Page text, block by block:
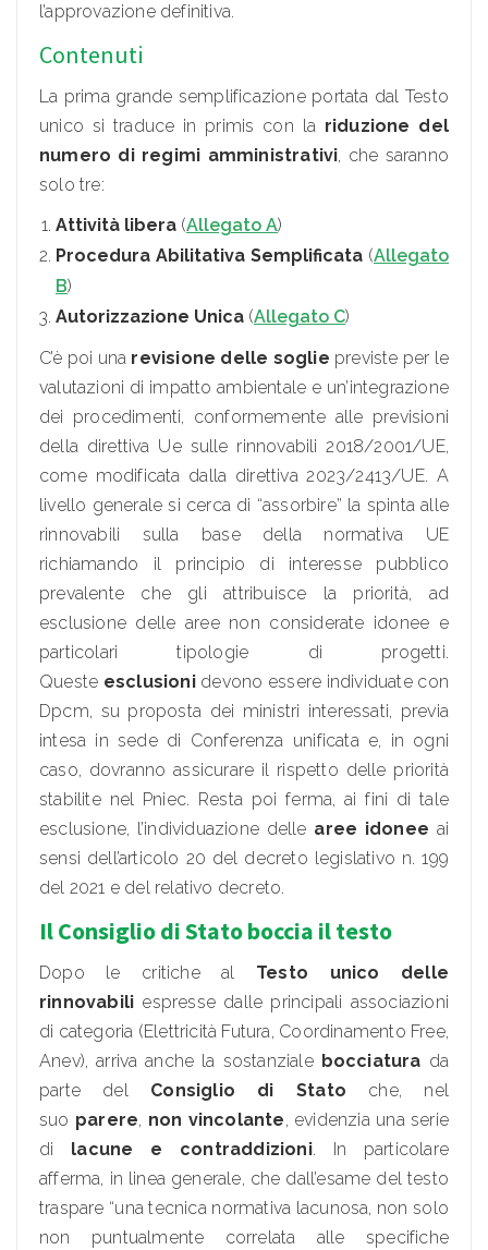
l’approvazione definitiva.
Contenuti
La prima grande semplificazione portata dal Testo
unico si traduce in primis con la riduzione del
numero di regimi amministrativi, che saranno
solo tre:
Attività libera (Allegato A)
Procedura Abilitativa Semplificata (Allegato
B)
Autorizzazione Unica (Allegato C)
C’è poi una revisione delle soglie previste per le
valutazioni di impatto ambientale e un’integrazione
dei procedimenti, conformemente alle previsioni
della direttiva Ue sulle rinnovabili 2018/2001/UE,
come modificata dalla direttiva 2023/2413/UE. A
livello generale si cerca di “assorbire” la spinta alle
rinnovabili sulla base della normativa UE
richiamando il principio di interesse pubblico
prevalente che gli attribuisce la priorità, ad
esclusione delle aree non considerate idonee e
particolari tipologie di progetti.
Queste esclusionidevono essere individuate con
Dpcm, su proposta dei ministri interessati, previa
intesa in sede di Conferenza unificata e, in ogni
caso, dovranno assicurare il rispetto delle priorità
stabilite nel Pniec. Resta poi ferma, ai fini di tale
esclusione, l’individuazione delle aree idonee ai
sensi dell’articolo 20 del decreto legislativo n. 199
del 2021 e del relativo decreto.
Il Consiglio di Stato boccia il testo
Dopo le critiche al Testo unico delle
rinnovabili espresse dalle principali associazioni
di categoria (Elettricità Futura, Coordinamento Free,
Anev), arriva anche la sostanziale bocciatura da
parte del Consiglio di Stato che, nel
suo parere, non vincolante, evidenzia una serie
di lacune e contraddizioni. In particolare
afferma, in linea generale, che dall’esame del testo
traspare “una tecnica normativa lacunosa, non solo
non puntualmente correlata alle specifiche